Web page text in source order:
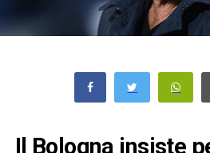
Il Bologna insiste